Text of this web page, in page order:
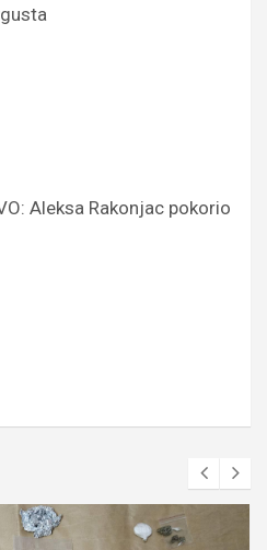
Aleksa Rakonjac pokorio